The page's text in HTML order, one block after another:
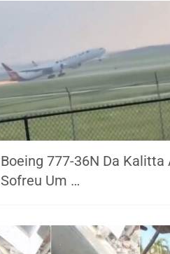
Boeing 777-36N Da Kalitta
Sofreu Um …